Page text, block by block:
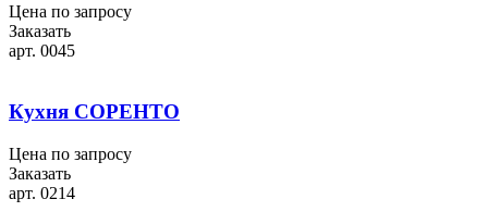
Цена по запросу
Заказать
арт. 0045
Кухня СОРЕНТО
Цена по запросу
Заказать
арт. 0214